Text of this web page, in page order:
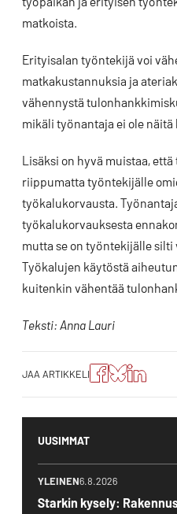
matkoista.
Erityisalan työntekijä voi
matkakustannuksia ja
vähennystä
mikäli työnantaja ei ole näitä
Lisäksi on hyvä muistaa,
riippumatta työntekijälle
työkalukorvausta.
työkalukorvauksesta
mutta se on työntekijälle silti
Työkalujen käytöstä
kuitenkin vähentää
Teksti: Anna Lauri
JAA ARTIKKELI
Jaa
artikkeli
Jaa
artikkeli
Jako:
Jaa
UUSIMMAT
YLEINEN6.8.2026
Starkin kysely: